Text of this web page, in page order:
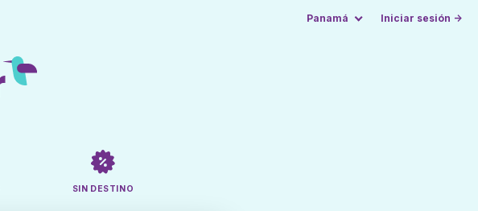
Panamá Iniciar sesión →
SIN DESTINO